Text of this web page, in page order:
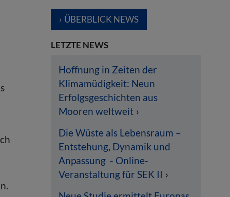
ÜBERBLICK NEWS
LETZTE NEWS
Hoffnung in Zeiten der
Klimamüdigkeit: Neun
Erfolgsgeschichten aus
Mooren weltweit
Die Wüste als Lebensraum –
Entstehung, Dynamik und
Anpassung - Online-
Veranstaltung für SEK II